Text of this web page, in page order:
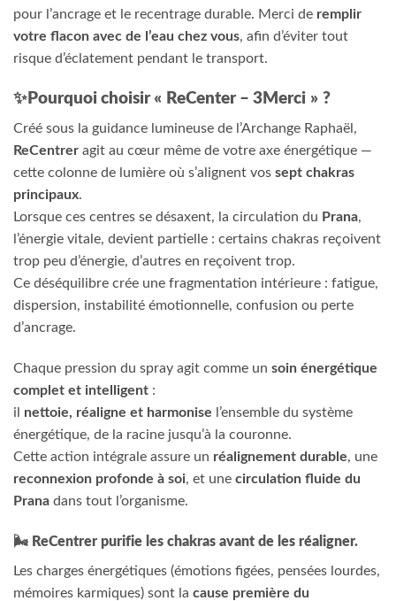
pour l’ancrage et le recentrage durable. Merci de remplir
votre flacon avec de l’eau chez vous, afin d’éviter tout
risque d’éclatement pendant le transport.
✨ Pourquoi choisir « ReCenter – 3Merci » ?
Créé sous la guidance lumineuse de l’Archange Raphaël,
ReCentrer agit au cœur même de votre axe énergétique —
cette colonne de lumière où s’alignent vos sept chakras
principaux.
Lorsque ces centres se désaxent, la circulation du Prana,
l’énergie vitale, devient partielle : certains chakras reçoivent
trop peu d’énergie, d’autres en reçoivent trop.
Ce déséquilibre crée une fragmentation intérieure : fatigue,
dispersion, instabilité émotionnelle, confusion ou perte
d’ancrage.
Chaque pression du spray agit comme un soin énergétique
complet et intelligent :
il nettoie, réaligne et harmonise l’ensemble du système
énergétique, de la racine jusqu’à la couronne.
Cette action intégrale assure un réalignement durable, une
reconnexion profonde à soi, et une circulation fluide du
Prana dans tout l’organisme.
🌬️ ReCentrer purifie les chakras avant de les réaligner.
Les charges énergétiques (émotions figées, pensées lourdes,
mémoires karmiques) sont la cause première du